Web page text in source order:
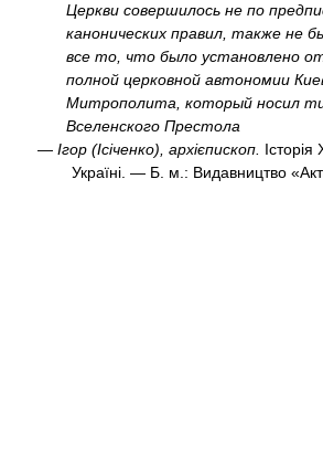
Церкви совершилось не по
канонических правил, также не
все то, что было установлено
полной церковной автономии
Митрополита, который носил
Вселенского Престола
— Ігор (Ісіченко), архієпископ.
Україні. — Б. м.: Видавництво